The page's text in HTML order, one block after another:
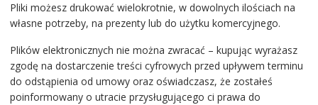
Pliki możesz drukować wielokrotnie, w dowolnych ilościach na
własne potrzeby, na prezenty lub do użytku komercyjnego.
Plików elektronicznych nie można zwracać – kupując wyrażasz
zgodę na dostarczenie treści cyfrowych przed upływem terminu
do odstąpienia od umowy oraz oświadczasz, że zostałeś
poinformowany o utracie przysługującego ci prawa do